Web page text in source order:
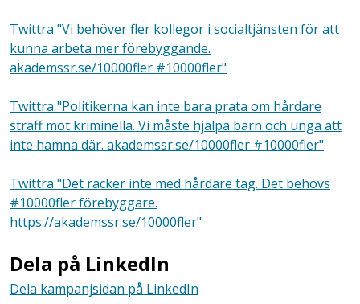
Twittra "Vi behöver fler kollegor i socialtjänsten för att
kunna arbeta mer förebyggande.
akademssr.se/10000fler #10000fler"
Twittra "Politikerna kan inte bara prata om hårdare
straff mot kriminella. Vi måste hjälpa barn och unga att
inte hamna där. akademssr.se/10000fler #10000fler"
Twittra "Det räcker inte med hårdare tag. Det behövs
#10000fler förebyggare.
https://akademssr.se/10000fler"
Dela på LinkedIn
Dela kampanjsidan på LinkedIn